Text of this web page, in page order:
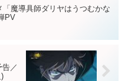
「魔導具師ダリヤはうつむかな
PV
／